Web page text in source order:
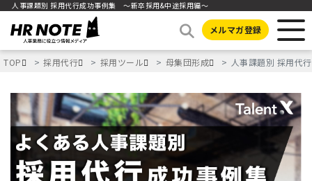
人事課題別 採用代行成功事例集 ～新卒採用&中途採用編～
メルマガ登録
TOP 採用代行 採用ツール 母集団形成 人事課題別 採用代